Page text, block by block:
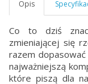
Co to dziś
zmieniającej się
razem dopasować
najważniejszą
które piszą dla